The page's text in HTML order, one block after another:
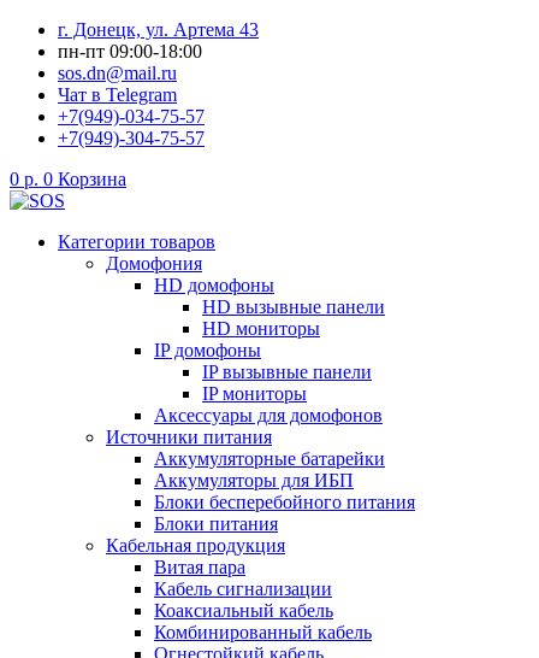
Перейти
содержимому
г. Донецк, ул. Артема 43
пн-пт 09:00-18:00
sos.dn@mail.ru
Чат в Telegram
+7(949)-034-75-57
+7(949)-304-75-57
0 р. 0 Корзина
Категории товаров
Домофония
HD домофоны
HD вызывные панели
HD мониторы
IP домофоны
IP вызывные панели
IP мониторы
Аксессуары для домофонов
Источники питания
Аккумуляторные батарейки
Аккумуляторы для ИБП
Блоки бесперебойного питания
Блоки питания
Кабельная продукция
Витая пара
Кабель сигнализации
Коаксиальный кабель
Комбинированный кабель
Огнестойкий кабель